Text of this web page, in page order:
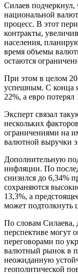
Силаев подчеркнул,
национальной
процесс. В этот
контракты,
населения,
время объемы
остаются
При этом в целом
успешным. С конца
22%, а евро потерял
Эксперт связал
нескольких
ограничениями на
валютной выручки
Дополнительную
инфляции. По
снизился до 6,34%
сохраняются
13,3%, а
может подтолкнуть
По словам Силаева,
перспективе могут
переговорами по
валютный рынок в
неожиданную
геополитической